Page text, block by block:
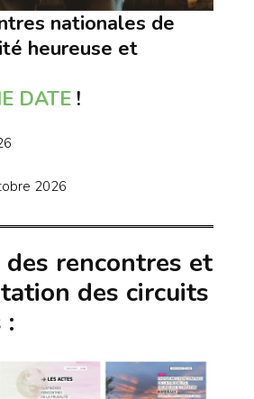
nationales de
heureuse et
DATE!
2026
des rencontres et
des circuits
: